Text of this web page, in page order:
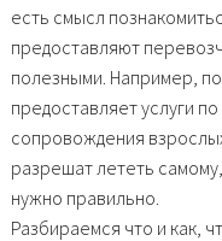
есть смысл
предоставляют
полезными. Например,
предоставляет услуги
сопровождения
разрешат лететь
нужно правильно.
Разбираемся что и как,